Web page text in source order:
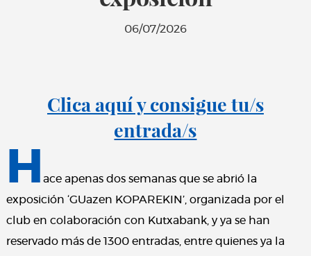
06/07/2026
Clica aquí y consigue tu/s
entrada/s
H
ace apenas dos semanas que se abrió la
exposición ‘GUazen KOPAREKIN’, organizada por el
club en colaboración con Kutxabank, y ya se han
reservado más de 1300 entradas, entre quienes ya la